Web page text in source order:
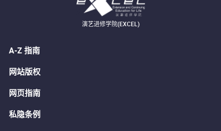
演艺进修学院(EXCEL)
A-Z 指南
网站版权
网页指南
私隐条例